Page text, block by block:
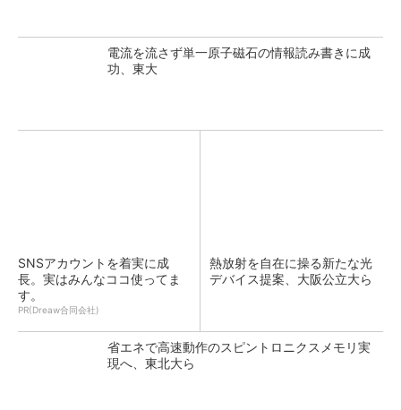
電流を流さず単一原子磁石の情報読み書きに成
功、東大
SNSアカウントを着実に成
長。実はみんなココ使ってま
す。
PR(Dreaw合同会社)
熱放射を自在に操る新たな光
デバイス提案、大阪公立大ら
省エネで高速動作のスピントロニクスメモリ実
現へ、東北大ら